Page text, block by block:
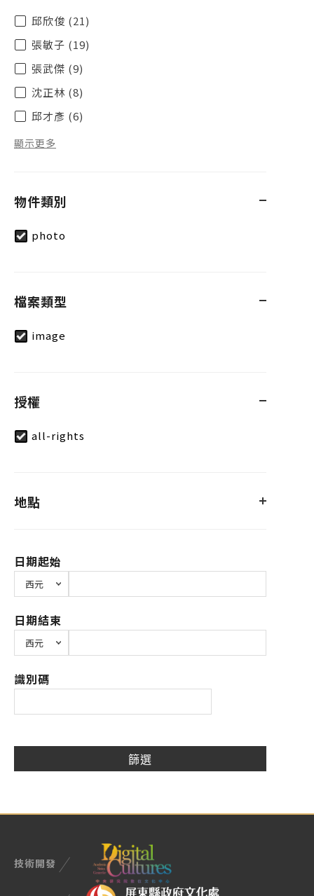
邱欣俊 (21)
張敏子 (19)
張武傑 (9)
沈正林 (8)
邱才彥 (6)
顯示更多
物件類別
photo
檔案類型
image
授權
all-rights
地點
日期起始
日期結束
識別碼
技術開發